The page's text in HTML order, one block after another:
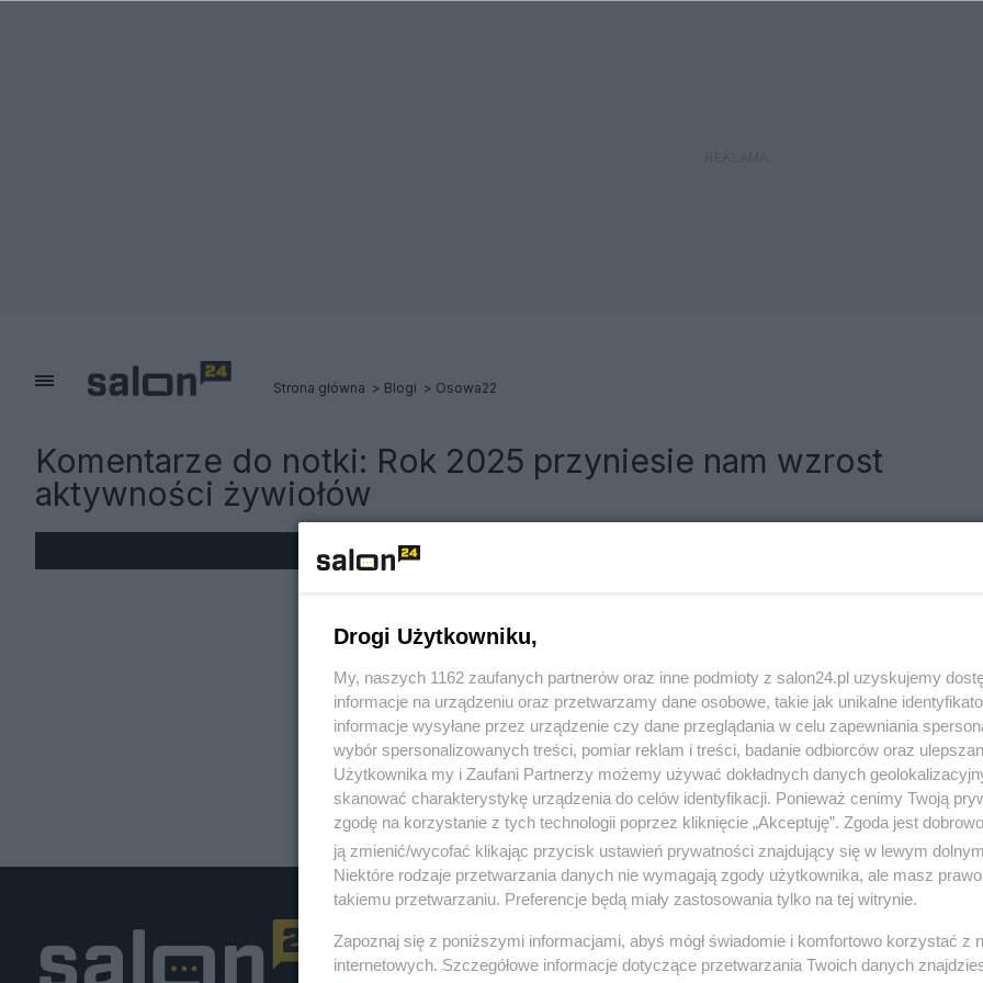
Strona główna Blogi Osowa22
Komentarze do notki: Rok 2025 przyniesie nam wzrost
aktywności żywiołów
Polityka
Rosja
Gospodarka
Biznes
Drogi Użytkowniku,
My, naszych 1162 zaufanych partnerów oraz inne podmioty z salon24.pl uzyskujemy
informacje na urządzeniu oraz przetwarzamy dane osobowe, takie jak unikalne
informacje wysyłane przez urządzenie czy dane przeglądania w celu zapewniania
wybór spersonalizowanych treści, pomiar reklam i treści, badanie odbiorców oraz
Użytkownika my i Zaufani Partnerzy możemy używać dokładnych danych
skanować charakterystykę urządzenia do celów identyfikacji. Ponieważ cenimy Twoją
zgodę na korzystanie z tych technologii poprzez kliknięcie „Akceptuję”. Zgoda jest
ją zmienić/wycofać klikając przycisk ustawień prywatności znajdujący się w lewym
Niektóre rodzaje przetwarzania danych nie wymagają zgody użytkownika, ale masz
takiemu przetwarzaniu. Preferencje będą miały zastosowania tylko na tej witrynie.
Zapoznaj się z poniższymi informacjami, abyś mógł świadomie i komfortowo korzystać z
internetowych. Szczegółowe informacje dotyczące przetwarzania Twoich danych